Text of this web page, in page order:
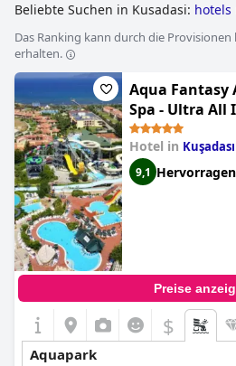
Beliebte Suchen in Kusadasi: hotels
Das Ranking kann durch die
erhalten.
Aqua Fantasy
Spa - Ultra All
Hotel in Kuşadası
9,1
Preise
$
Aquapark